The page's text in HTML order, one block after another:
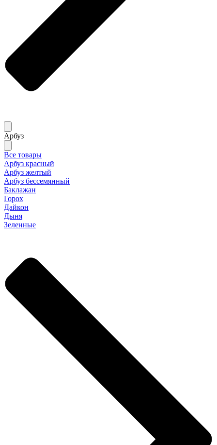
Арбуз
Все товары
Арбуз красный
Арбуз желтый
Арбуз бессемянный
Баклажан
Горох
Дайкон
Дыня
Зеленные